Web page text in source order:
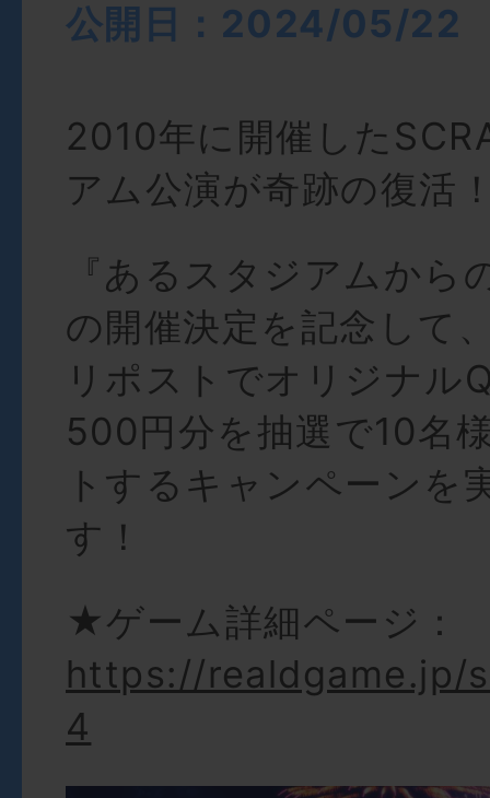
公開日：2024/05/22
2010年に開催した
アム公演が奇跡の復活
『あるスタジアムか
の開催決定を記念して
リポストでオリジナル
500円分を抽選で10名
トするキャンペーンを
す！
★ゲーム詳細ページ：
https://realdgame.jp/
4